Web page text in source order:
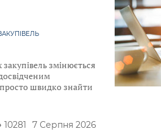
змінюється
швидко знайти
10281 7 Серпня 2026